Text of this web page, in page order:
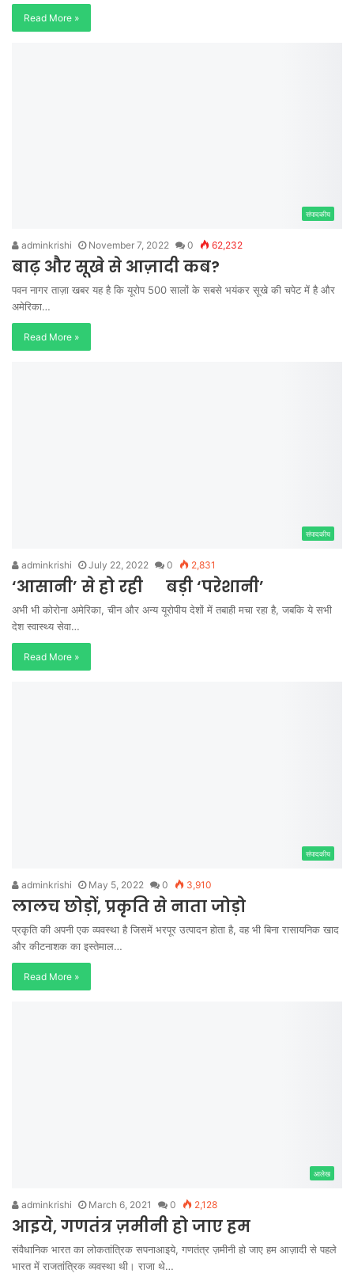
Read More »
संपादकीय
adminkrishi November 7, 2022 0 62,232
बाढ़ और सूखे से आज़ादी कब?
पवन नागर ताज़ा खबर यह है कि यूरोप 500 सालों के सबसे भयंकर सूखे की चपेट में है और
अमेरिका…
Read More »
संपादकीय
adminkrishi July 22, 2022 0 2,831
‘आसानी’ से हो रही बड़ी ‘परेशानी’
अभी भी कोरोना अमेरिका, चीन और अन्य यूरोपीय देशों में तबाही मचा रहा है, जबकि ये सभी
देश स्वास्थ्य सेवा…
Read More »
संपादकीय
adminkrishi May 5, 2022 0 3,910
लालच छोड़ों, प्रकृति से नाता जोड़ो
प्रकृति की अपनी एक व्यवस्था है जिसमें भरपूर उत्पादन होता है, वह भी बिना रासायनिक खाद
और कीटनाशक का इस्तेमाल…
Read More »
आलेख
adminkrishi March 6, 2021 0 2,128
आइये, गणतंत्र ज़मीनी हो जाए हम
संवैधानिक भारत का लोकतांत्रिक सपनाआइये, गणतंत्र ज़मीनी हो जाए हम आज़ादी से पहले
भारत में राजतांत्रिक व्यवस्था थी। राजा थे…